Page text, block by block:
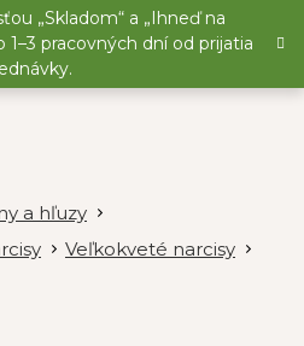
„Skladom“ a „Ihneď na
1–3 pracovných dní od prijatia
a hľuzy
Veľkokveté narcisy